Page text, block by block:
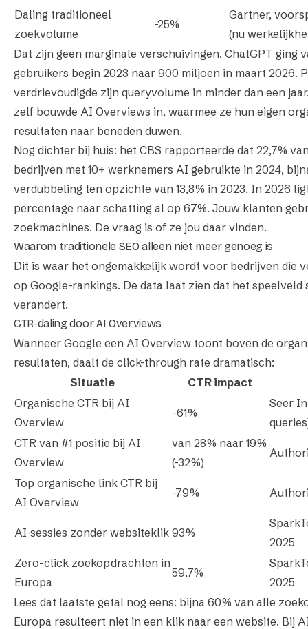
Daling traditioneel
zoekvolume
-25%
Gartner,
(nu
Dat zijn geen marginale verschuivingen. ChatGPT ging
gebruikers begin 2023 naar 900 miljoen in maart 2026.
verdrievoudigde zijn queryvolume in minder dan een
zelf bouwde AI Overviews in, waarmee ze hun eigen
resultaten naar beneden duwen.
Nog dichter bij huis: het CBS rapporteerde dat 22,7%
bedrijven met 10+ werknemers AI gebruikte in 2024,
verdubbeling ten opzichte van 13,8% in 2023. In 2026
percentage naar schatting al op 67%. Jouw klanten
zoekmachines. De vraag is of ze jou daar vinden.
Waarom traditionele SEO alleen niet meer genoeg is
Dit is waar het ongemakkelijk wordt voor bedrijven die
op Google-rankings. De data laat zien dat het
verandert.
CTR-daling door AI Overviews
Wanneer Google een AI Overview toont boven de
resultaten, daalt de click-through rate dramatisch:
Situatie
CTR impact
Organische CTR bij AI
Overview
-61%
Seer
CTR van #1 positie bij AI
Overview
van 28% naar 19%
(-32%)
Top organische link CTR bij
AI Overview
-79%
AI-sessies zonder websiteklik 93%
2025
Zero-click zoekopdrachten in
Europa
59,7%
2025
Lees dat laatste getal nog eens: bijna 60% van alle
Europa resulteert niet in een klik naar een website. Bij